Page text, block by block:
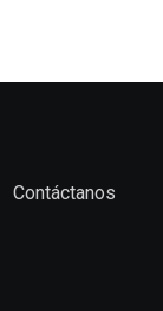
Contáctanos